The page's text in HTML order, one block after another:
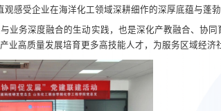
感受企业在海洋化工领域深耕细作的深厚底蕴与蓬勃
业务深度融合的生动实践，也是深化产教融合、协
高质量发展培育更多高技能人才，为服务区域经济